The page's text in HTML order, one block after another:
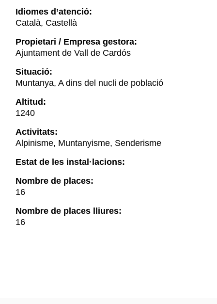
Idiomes d’atenció:
Català, Castellà
Propietari / Empresa gestora:
Ajuntament de Vall de Cardós
Situació:
Muntanya, A dins del nucli de població
Altitud:
1240
Activitats:
Alpinisme, Muntanyisme, Senderisme
Estat de les instal·lacions:
Nombre de places:
16
Nombre de places lliures:
16